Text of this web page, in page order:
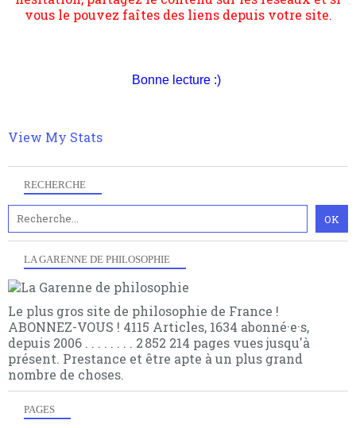
RECHERCHE
LA GARENNE DE PHILOSOPHIE
Le plus gros site de philosophie de France !
ABONNEZ-VOUS ! 4115 Articles, 1634 abonné·e·s,
depuis 2006 . . . . . . . . 2 852 214 pages vues jusqu'à
présent. Prestance et être apte à un plus grand
nombre de choses.
PAGES
suivant la pensée du Dehors ou du Surpli, omme la
nomme les métaphysiciens classique. Nous avons
philosophique du WWe siècle. Cette pensée hors
contrat est la marque d'une complexité, riche de
choses.
Bonne lecture :)
View My Stats